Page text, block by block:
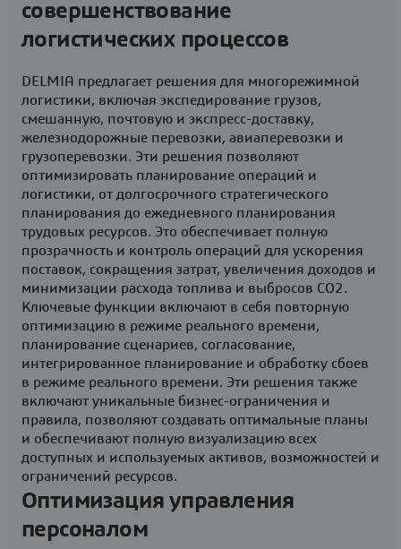
совершенствование
логистических процессов
DELMIA предлагает решения для многорежимной
логистики, включая экспедирование грузов,
смешанную, почтовую и экспресс-доставку,
железнодорожные перевозки, авиаперевозки и
грузоперевозки. Эти решения позволяют
оптимизировать планирование операций и
логистики, от долгосрочного стратегического
планирования до ежедневного планирования
трудовых ресурсов. Это обеспечивает полную
прозрачность и контроль операций для ускорения
поставок, сокращения затрат, увеличения доходов и
минимизации расхода топлива и выбросов CO2.
Ключевые функции включают в себя повторную
оптимизацию в режиме реального времени,
планирование сценариев, согласование,
интегрированное планирование и обработку сбоев
в режиме реального времени. Эти решения также
включают уникальные бизнес-ограничения и
правила, позволяют создавать оптимальные планы
и обеспечивают полную визуализацию всех
доступных и используемых активов, возможностей и
ограничений ресурсов.
Оптимизация управления
персоналом